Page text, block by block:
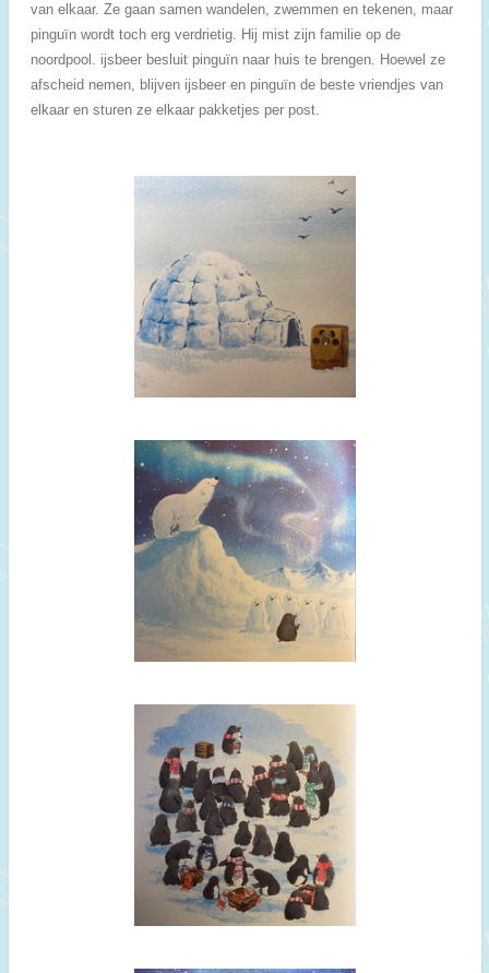
van elkaar. Ze gaan samen wandelen, zwemmen en tekenen, maar
pinguïn wordt toch erg verdrietig. Hij mist zijn familie op de
noordpool. ijsbeer besluit pinguïn naar huis te brengen. Hoewel ze
afscheid nemen, blijven ijsbeer en pinguïn de beste vriendjes van
elkaar en sturen ze elkaar pakketjes per post.